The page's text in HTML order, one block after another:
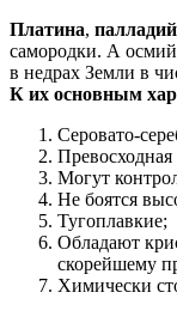
Платина, палладий
самородки. А
в недрах Земли в
К их основным
Серовато-
Превосходная
Могут
Не боятся
Тугоплавкие;
Обладают
скорейшему
Химически